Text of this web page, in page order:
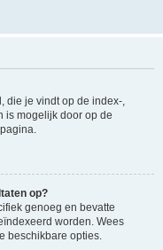
die je vindt op de index-,
is mogelijk door op de
op?
genoeg en bevatte
worden. Wees
beschikbare opties.